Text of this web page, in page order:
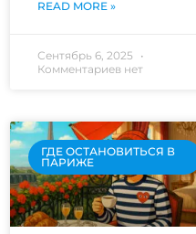
READ MORE »
Сентябрь 6, 2025
Комментариев нет
ГДЕ ОСТАНОВИТЬСЯ В
ПАРИЖЕ